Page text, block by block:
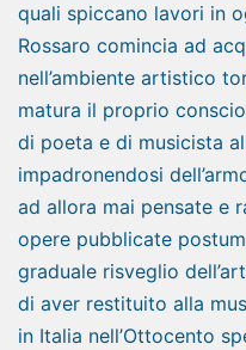
quali spiccano lavori in
Rossaro comincia ad
nell’ambiente artistico
matura il proprio
di poeta e di musicista
impadronendosi
ad allora mai pensate e
opere pubblicate
graduale risveglio
di aver restituito alla
in Italia nell’Ottocento